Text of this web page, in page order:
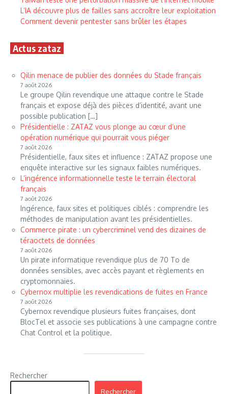
L’IA découvre plus de failles sans accroître leur exploitation
Comment devenir pentester sans brûler les étapes
Actus zataz
Qilin menace de publier des données du Stade français
7 août 2026
Le groupe Qilin revendique une attaque contre le Stade
français et expose déjà des pièces d’identité, avant une
possible publication […]
Présidentielle : ZATAZ vous plonge au cœur d’une
opération numérique qui pourrait vous piéger
7 août 2026
Présidentielle, faux sites et influence : ZATAZ propose une
enquête interactive sur les signaux faibles numériques.
L’ingérence informationnelle teste le terrain électoral
français
7 août 2026
Ingérence, faux sites et politiques ciblés : comprendre les
méthodes de manipulation avant les présidentielles.
Commerce pirate : un cybercriminel vend des dizaines de
téraoctets de données
7 août 2026
Un pirate informatique revendique plus de 70 To de
données sensibles, avec accès payant et règlements en
cryptomonnaies.
Cybernox multiplie les revendications de fuites en France
7 août 2026
Cybernox revendique plusieurs fuites françaises, dont
BlocTel et associe ses publications à une campagne contre
Chat Control et la politique.
Rechercher
Rechercher